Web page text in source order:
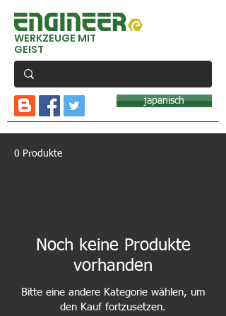
WERKZEUGE MIT
GEIST
japanisch
0 Produkte
Noch keine Produkte
vorhanden
Bitte eine andere Kategorie wählen, um
den Kauf fortzusetzen.